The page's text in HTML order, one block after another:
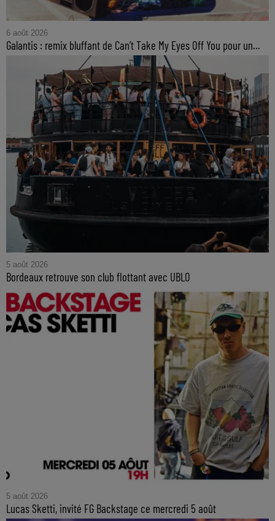
6 août 2026
Galantis : remix bluffant de Can’t Take My Eyes Off You pour un...
5 août 2026
Bordeaux retrouve son club flottant avec UBLO
5 août 2026
Lucas Sketti, invité FG Backstage ce mercredi 5 août